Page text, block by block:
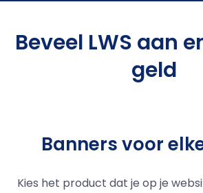
Beveel LWS aan
geld
Banners voor
Kies het product dat je op je